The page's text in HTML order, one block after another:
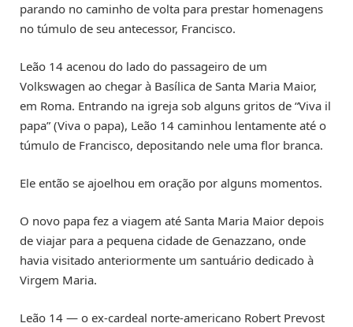
parando no caminho de volta para prestar homenagens
no túmulo de seu antecessor, Francisco.
Leão 14 acenou do lado do passageiro de um
Volkswagen ao chegar à Basílica de Santa Maria Maior,
em Roma. Entrando na igreja sob alguns gritos de “Viva il
papa” (Viva o papa), Leão 14 caminhou lentamente até o
túmulo de Francisco, depositando nele uma flor branca.
Ele então se ajoelhou em oração por alguns momentos.
O novo papa fez a viagem até Santa Maria Maior depois
de viajar para a pequena cidade de Genazzano, onde
havia visitado anteriormente um santuário dedicado à
Virgem Maria.
Leão 14 — o ex-cardeal norte-americano Robert Prevost